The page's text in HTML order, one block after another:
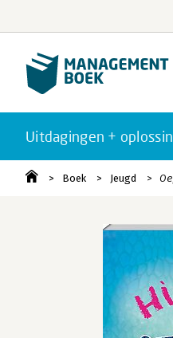
Uitdagingen +
Boek Jeugd